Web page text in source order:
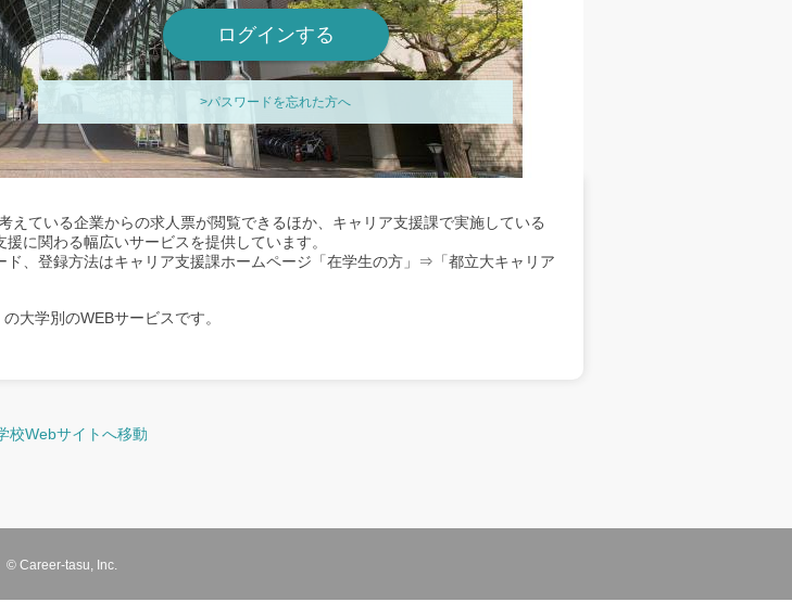
>パスワードを忘れた方へ
ている企業からの求人票が閲覧できるほか、キャリア支援課で実施している
に関わる幅広いサービスを提供しています。
、登録方法はキャリア支援課ホームページ「在学生の方」⇒「都立大キャリア
大学別のWEBサービスです。
校Webサイトへ移動
© Career-tasu, Inc.